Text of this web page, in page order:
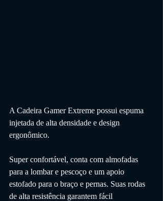
A Cadeira Gamer Extreme possui espuma
injetada de alta densidade e design
ergonômico.
Super confortável, conta com almofadas
para a lombar e pescoço e um apoio
estofado para o braço e pernas. Suas rodas
de alta resistência garantem fácil